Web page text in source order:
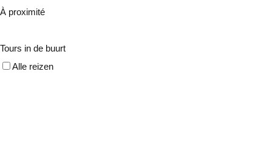
À proximité
Tours in de buurt
Alle reizen